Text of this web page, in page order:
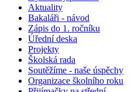
Aktuality
Bakaláři - návod
Zápis do 1. ročníku
Úřední deska
Projekty
Školská rada
Soutěžíme - naše úspěchy
Organizace školního roku